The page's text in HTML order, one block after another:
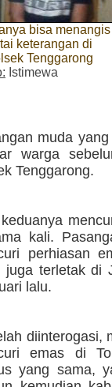
bisa
keterangan di
Tenggarong
Istimewa
muda
warga
Tenggarong.
kali.
perhiasan
juga terletak di
lalu.
diinterogasi,
emas di
yang sama,